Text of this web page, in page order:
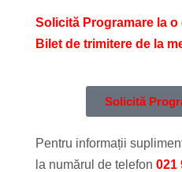
Solicită Programare la
Bilet de trimitere de la
Solicită
Pentru informații
la numărul de telefon 021